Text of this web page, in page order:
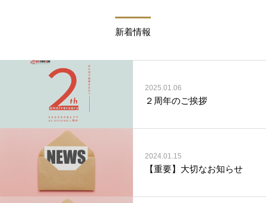
新着情報
2025.01.06
２周年のご挨拶
2024.01.15
【重要】大切なお知らせ